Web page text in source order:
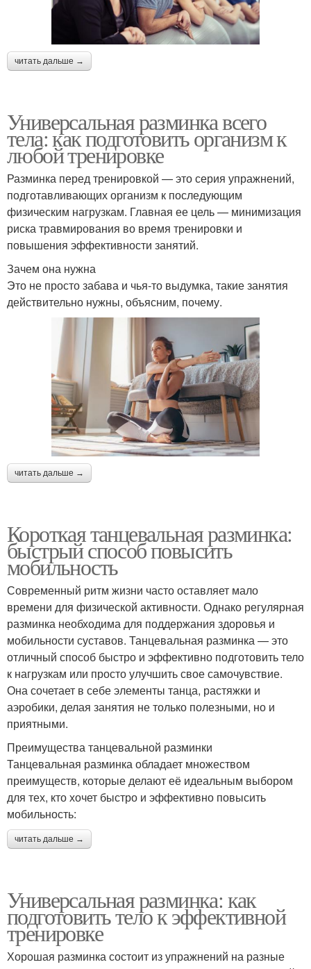
читать дальше →
Универсальная разминка всего
тела: как подготовить организм к
любой тренировке
Разминка перед тренировкой — это серия упражнений,
подготавливающих организм к последующим
физическим нагрузкам. Главная ее цель — минимизация
риска травмирования во время тренировки и
повышения эффективности занятий.
Зачем она нужна
Это не просто забава и чья-то выдумка, такие занятия
действительно нужны, объясним, почему.
читать дальше →
Короткая танцевальная разминка:
быстрый способ повысить
мобильность
Современный ритм жизни часто оставляет мало
времени для физической активности. Однако регулярная
разминка необходима для поддержания здоровья и
мобильности суставов. Танцевальная разминка — это
отличный способ быстро и эффективно подготовить тело
к нагрузкам или просто улучшить свое самочувствие.
Она сочетает в себе элементы танца, растяжки и
аэробики, делая занятия не только полезными, но и
приятными.
Преимущества танцевальной разминки
Танцевальная разминка обладает множеством
преимуществ, которые делают её идеальным выбором
для тех, кто хочет быстро и эффективно повысить
мобильность:
читать дальше →
Универсальная разминка: как
подготовить тело к эффективной
тренировке
Хорошая разминка состоит из упражнений на разные